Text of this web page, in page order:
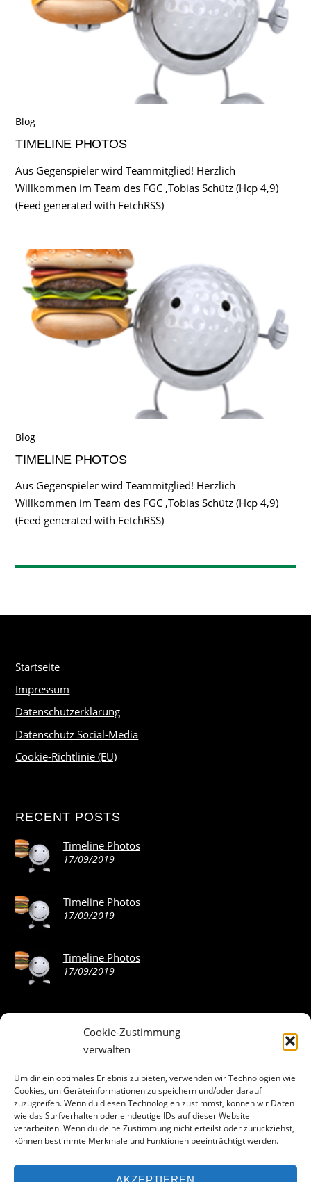
Cookie-Zustimmung
verwalten
Um dir ein optimales Erlebnis zu bieten, verwenden wir Technologien wie
Cookies, um Geräteinformationen zu speichern und/oder darauf
zuzugreifen. Wenn du diesen Technologien zustimmst, können wir Daten
wie das Surfverhalten oder eindeutige IDs auf dieser Website
verarbeiten. Wenn du deine Zustimmung nicht erteilst oder zurückziehst,
können bestimmte Merkmale und Funktionen beeinträchtigt werden.
Blog
TIMELINE PHOTOS
Aus Gegenspieler wird Teammitglied! Herzlich
Willkommen im Team des FGC ,Tobias Schütz (Hcp 4,9)
(Feed generated with FetchRSS)
Blog
TIMELINE PHOTOS
Aus Gegenspieler wird Teammitglied! Herzlich
Willkommen im Team des FGC ,Tobias Schütz (Hcp 4,9)
(Feed generated with FetchRSS)
Startseite
Impressum
Datenschutzerklärung
Datenschutz Social-Media
Cookie-Richtlinie (EU)
RECENT POSTS
Timeline Photos
17/09/2019
Timeline Photos
17/09/2019
Timeline Photos
17/09/2019
ABOUT THE LANDING THEME…
The Landing theme is a one-page design WordPress theme
that’s focused on getting your audience to follow-through
with your call-to-action. Built to work seamlessly with our
drag & drop Builder plugin, it gives you the ability to
customize the look and feel of your content.